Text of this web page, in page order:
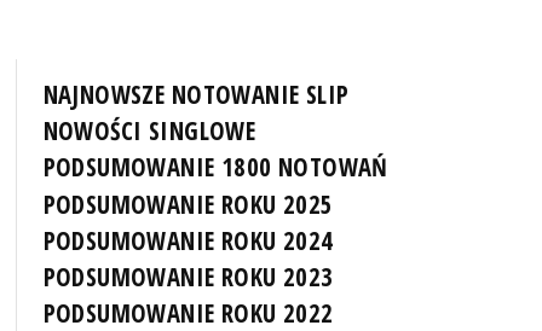
NAJNOWSZE NOTOWANIE SLIP
NOWOŚCI SINGLOWE
PODSUMOWANIE 1800 NOTOWAŃ
PODSUMOWANIE ROKU 2025
PODSUMOWANIE ROKU 2024
PODSUMOWANIE ROKU 2023
PODSUMOWANIE ROKU 2022